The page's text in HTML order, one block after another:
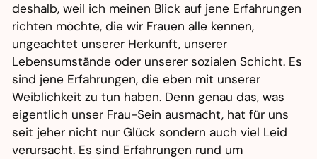
deshalb, weil ich meinen Blick auf jene Erfahrungen
richten möchte, die wir Frauen alle kennen,
ungeachtet unserer Herkunft, unserer
Lebensumstände oder unserer sozialen Schicht. Es
sind jene Erfahrungen, die eben mit unserer
Weiblichkeit zu tun haben. Denn genau das, was
eigentlich unser Frau-Sein ausmacht, hat für uns
seit jeher nicht nur Glück sondern auch viel Leid
verursacht. Es sind Erfahrungen rund um